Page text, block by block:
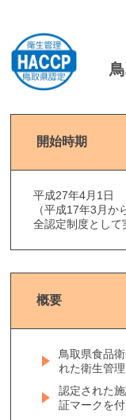
開始時期
平成27年4月1日
（平成17年3月
全認定制度として
概要
鳥取県食品
れた衛生管
認定された
証マークを